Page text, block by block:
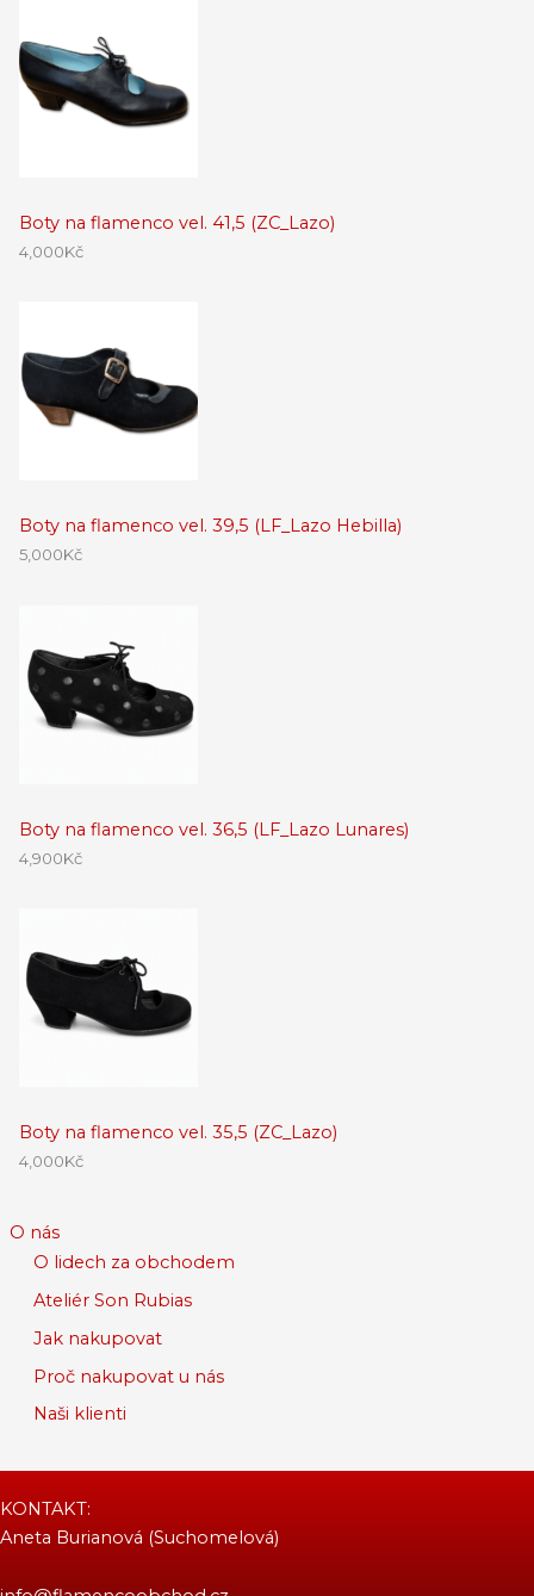
Boty na flamenco vel. 41,5 (ZC_Lazo)
4,000Kč
Boty na flamenco vel. 39,5 (LF_Lazo Hebilla)
5,000Kč
Boty na flamenco vel. 36,5 (LF_Lazo Lunares)
4,900Kč
Boty na flamenco vel. 35,5 (ZC_Lazo)
4,000Kč
O nás
O lidech za obchodem
Ateliér Son Rubias
Jak nakupovat
Proč nakupovat u nás
Naši klienti
KONTAKT:
Aneta Burianová (Suchomelová)